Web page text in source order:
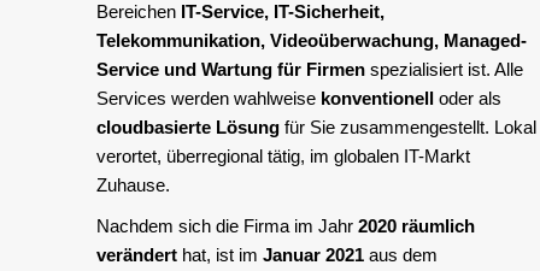
Bereichen IT-Service, IT-Sicherheit,
Telekommunikation, Videoüberwachung, Managed-
Service und Wartung für Firmen spezialisiert ist. Alle
Services werden wahlweise konventionell oder als
cloudbasierte Lösung für Sie zusammengestellt. Lokal
verortet, überregional tätig, im globalen IT-Markt
Zuhause.
Nachdem sich die Firma im Jahr 2020 räumlich
verändert hat, ist im Januar 2021 aus dem